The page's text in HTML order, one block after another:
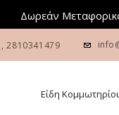
Δωρεάν
, 2810341479
Είδη